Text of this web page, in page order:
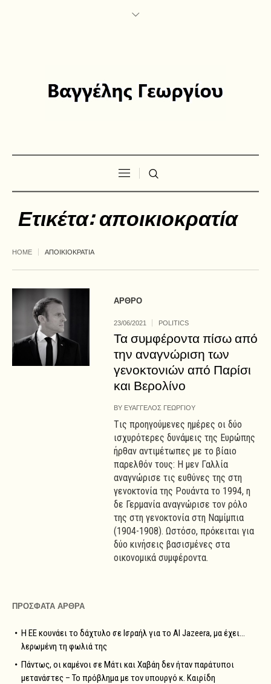
Ετικέτα:αποικιοκρατία
HOME ΑΠΟΙΚΙΟΚΡΑΤΙΑ
ΑΡΘΡΟ
23/06/2021 POLITICS
Τα συμφέροντα πίσω από
την αναγνώριση των
γενοκτονιών από Παρίσι
και Βερολίνο
BY ΕΥΑΓΓΕΛΟΣ ΓΕΩΡΓΙΟΥ
Tις προηγούμενες ημέρες οι δύο
ισχυρότερες δυνάμεις της Ευρώπης
ήρθαν αντιμέτωπες με το βίαιο
παρελθόν τους: Η μεν Γαλλία
αναγνώρισε τις ευθύνες της στη
γενοκτονία της Ρουάντα το 1994, η
δε Γερμανία αναγνώρισε τον ρόλο
της στη γενοκτονία στη Ναμίμπια
(1904-1908). Ωστόσο, πρόκειται για
δύο κινήσεις βασισμένες στα
οικονομικά συμφέροντα.
ΠΡΟΣΦΑΤΑ ΑΡΘΡΑ
Η ΕΕ κουνάει το δάχτυλο σε Ισραήλ για το Al Jazeera, μα έχει…
λερωμένη τη φωλιά της
Πάντως, οι καμένοι σε Μάτι και Χαβάη δεν ήταν παράτυποι
μετανάστες – Το πρόβλημα με τον υπουργό κ. Καιρίδη